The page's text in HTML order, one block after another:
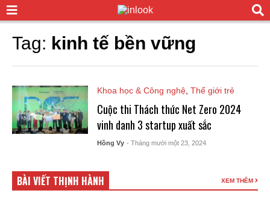
Tag: kinh tế bền vững
Khoa học & Công nghệ, Thế giới trẻ
Cuộc thi Thách thức Net Zero 2024
vinh danh 3 startup xuất sắc
Hồng Vy - Tháng mười một 23, 2024
BÀI VIẾT THỊNH HÀNH XEM THÊM